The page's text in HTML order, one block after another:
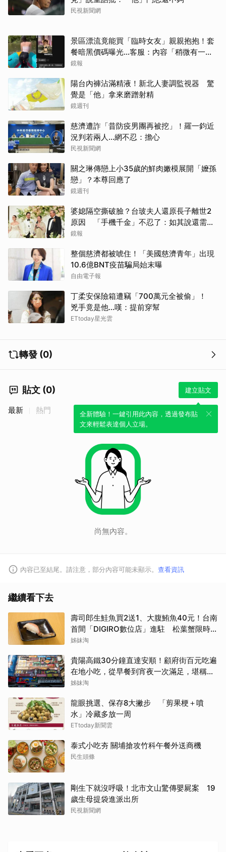
民視新聞網
景區漂流竟能買「臨時女友」親親抱抱！套
餐暗黑價碼曝光…客服：內容「稍微有一點
尺度」
鏡報
陽台內褲沾滿精液！新北人妻調監視器 驚
覺是「他」拿來磨蹭射精
鏡週刊
慈濟遭詐「昔防疫男團再被挖」！羅一鈞近
況判若兩人…網不忍：擔心
民視新聞網
關之琳傳戀上小35歲的鮮肉嫩模展開「嬤孫
戀」？本尊回應了
鏡週刊
婆媳隔空撕破臉？台玻夫人還原長子離世2
原因 「手機千金」不忍了：如其說還需要
離開嗎？
鏡報
整個慈濟都被唬住！「美國慈濟青年」出現
10.6億BNT疫苗騙局始末曝
自由電子報
丁柔安保險箱遭竊「700萬元全被偷」！
兇手竟是他...嘆：提前穿幫
ETtoday星光雲
轉發 (0)
貼文 (0) 建立貼文
全新體驗！一鍵引用此內容，透過發布貼
文來輕鬆表達個人立場。
最新 熱門
尚無內容。
內容已至結尾。請注意，部分內容可能未顯示。 查看資訊
繼續看下去
壽司郎生鮭魚買2送1、大腹鮪魚40元！台南
首間「DIGIRO數位店」進駐 松葉蟹限時上
桌
姊妹淘
貴陽高鐵30分鐘直達安順！顧府街百元吃遍
在地小吃，從早餐到宵夜一次滿足，堪稱貴
州「小吃王國」
姊妹淘
龍眼挑選、保存8大撇步 「剪果梗＋噴
水」冷藏多放一周
ETtoday新聞雲
泰式小吃夯 關埔搶攻竹科午餐外送商機
民生頭條
剛生下就沒呼吸！北市文山驚傳嬰屍案 19
歲生母提袋進派出所
民視新聞網